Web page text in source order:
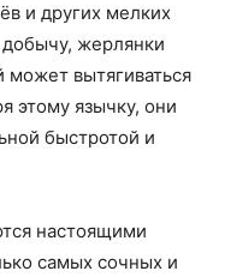
и других мелких
жерлянки
может вытягиваться
этому язычку, они
быстротой и
настоящими
самых сочных и